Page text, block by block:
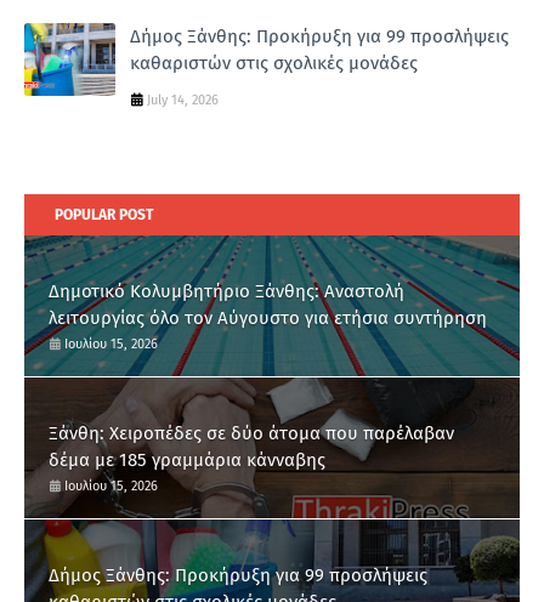
Δήμος Ξάνθης: Προκήρυξη για 99 προσλήψεις
καθαριστών στις σχολικές μονάδες
July 14, 2026
POPULAR POST
Δημοτικό Κολυμβητήριο Ξάνθης: Αναστολή
λειτουργίας όλο τον Αύγουστο για ετήσια συντήρηση
Ιουλίου 15, 2026
Ξάνθη: Χειροπέδες σε δύο άτομα που παρέλαβαν
δέμα με 185 γραμμάρια κάνναβης
Ιουλίου 15, 2026
Δήμος Ξάνθης: Προκήρυξη για 99 προσλήψεις